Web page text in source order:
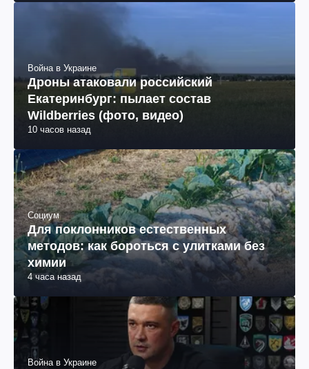
Война в Украине
Дроны атаковали российский
Екатеринбург: пылает состав
Wildberries (фото, видео)
10 часов назад
Социум
Для поклонников естественных
методов: как бороться с улитками без
химии
4 часа назад
Война в Украине